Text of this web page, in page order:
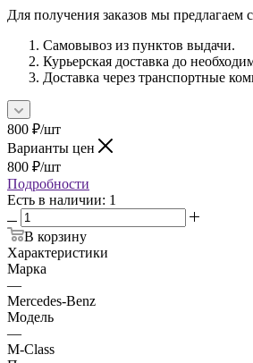
Для получения заказов мы предлагаем
Самовывоз из пунктов выдачи.
Курьерская доставка до
Доставка через транспортные
800 ₽/шт
Варианты цен
800 ₽/шт
Подробности
Есть в наличии: 1
В корзину
Характеристики
Марка
—
Mercedes-Benz
Модель
—
M-Class